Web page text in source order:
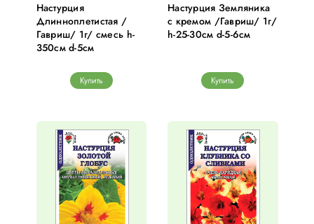
Настурция
Длинноплетистая /
Гавриш/ 1г/ смесь h-
350см d-5см
Купить
Настурция Земляника
с кремом /Гавриш/ 1г/
h-25-30см d-5-6см
Купить